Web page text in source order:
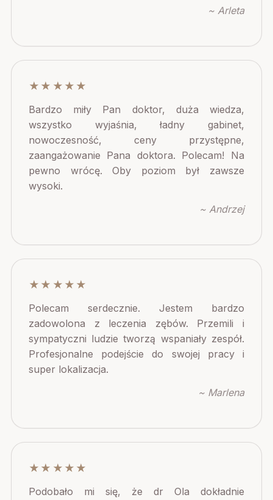
~ Arleta
★★★★★
Bardzo miły Pan doktor, duża wiedza,
wszystko wyjaśnia, ładny gabinet,
nowoczesność, ceny przystępne,
zaangażowanie Pana doktora. Polecam! Na
pewno wrócę. Oby poziom był zawsze
wysoki.
~ Andrzej
★★★★★
Polecam serdecznie. Jestem bardzo
zadowolona z leczenia zębów. Przemili i
sympatyczni ludzie tworzą wspaniały zespół.
Profesjonalne podejście do swojej pracy i
super lokalizacja.
~ Marlena
★★★★★
Podobało mi się, że dr Ola dokładnie